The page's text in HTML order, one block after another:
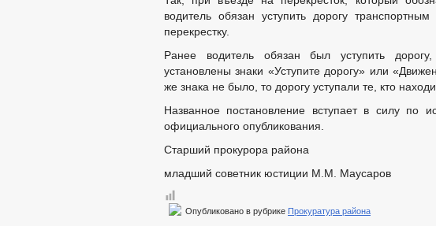
водитель обязан уступить дорогу
перекрестку.
Ранее водитель обязан был уступить
установлены знаки «Уступите дорогу» или
же знака не было, то дорогу уступали те, кто
Названное постановление вступает в силу по
официального опубликования.
Старший прокурора района
младший советник юстиции М.М. Маусаров
Опубликовано в рубрике Прокуратура района